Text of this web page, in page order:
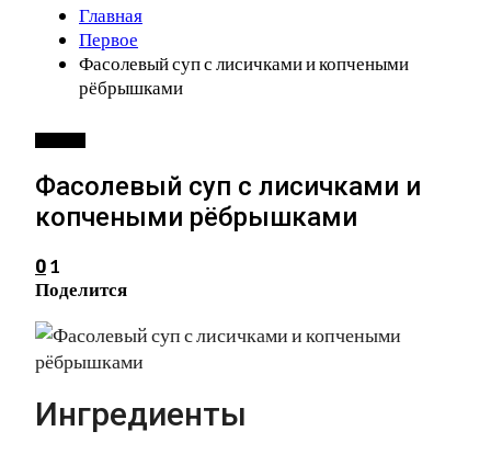
Главная
Первое
Фасолевый суп с лисичками и копчеными
рёбрышками
Фасолевый суп с лисичками и
копчеными рёбрышками
0 1
Поделится
Ингредиенты